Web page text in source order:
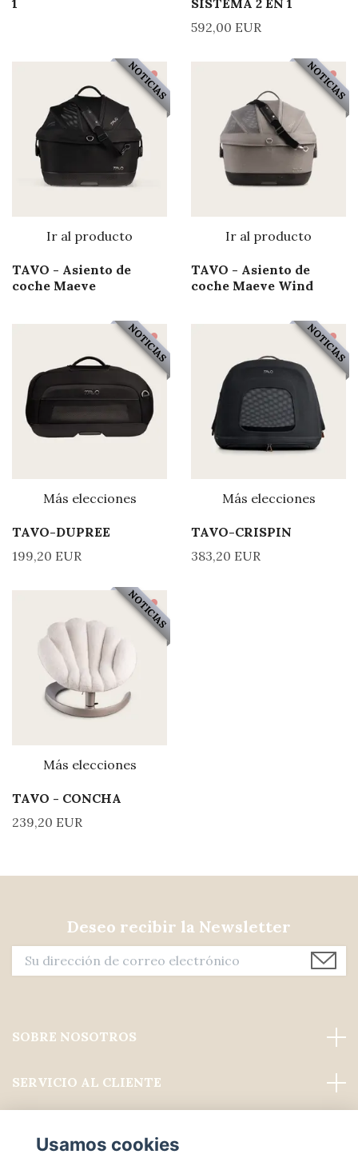
1
SISTEMA 2 EN 1
592,00 EUR
NOTICIAS
Ir al producto
TAVO - Asiento de
coche Maeve
NOTICIAS
Ir al producto
TAVO - Asiento de
coche Maeve Wind
NOTICIAS
Más elecciones
TAVO-DUPREE
199,20 EUR
NOTICIAS
Más elecciones
TAVO-CRISPIN
383,20 EUR
NOTICIAS
Más elecciones
TAVO - CONCHA
239,20 EUR
Deseo recibir la Newsletter
SOBRE NOSOTROS
SERVICIO AL CLIENTE
Usamos cookies